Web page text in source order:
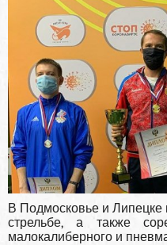
В Подмосковье и
стрельбе, а также
малокалиберного и